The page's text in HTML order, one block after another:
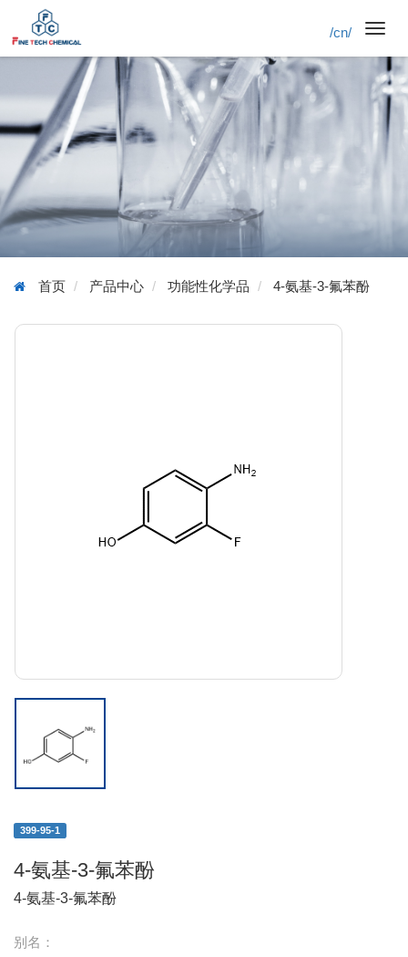
/cn/
首页 产品中心 功能性化学品 4-氨基-3-氟苯酚
399-95-1
4-氨基-3-氟苯酚
4-氨基-3-氟苯酚
别名：